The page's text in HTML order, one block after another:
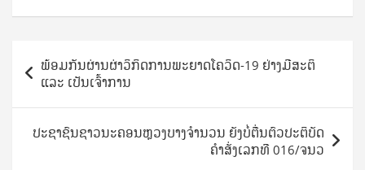
Post
navigation
ພ້ອມກັນຜ່ານຜ່າວິກິດການພະຍາດໂຄວິດ-19 ຢ່າງມີສະຕິ
ແລະ ເປັນເຈົ້າການ
ປະຊາຊົນຊາວນະຄອນຫຼວງບາງຈຳນວນ ຍັງບໍ່ຕື່ນຕົວປະຕິບັດ
ຄຳສັ່ງເລກທີ 016/ຈນວ